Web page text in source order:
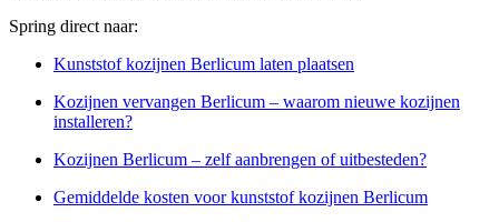
Spring direct naar:
Kunststof kozijnen Berlicum laten plaatsen
Kozijnen vervangen Berlicum – waarom nieuwe kozijnen
installeren?
Kozijnen Berlicum – zelf aanbrengen of uitbesteden?
Gemiddelde kosten voor kunststof kozijnen Berlicum